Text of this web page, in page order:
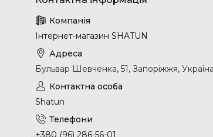
Інтернет-магазин SHATUN
Бульвар Шевченка, 51, Запоріжжя, Україна
Shatun
+380 (96) 286-56-01